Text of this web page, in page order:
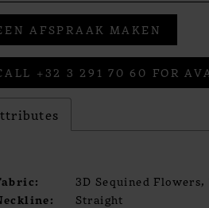
AFSPRAAK MAKEN
+32 3 291 70 60 FOR
3D Sequined
Straight